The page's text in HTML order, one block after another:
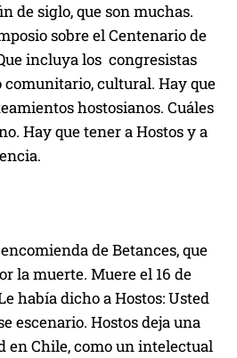
de siglo, que son muchas.
sobre el Centenario de
incluya los congresistas
cultural. Hay que
hostosianos. Cuáles
Hay que tener a Hostos y a
de Betances, que
la muerte. Muere el 16 de
había dicho a Hostos: Usted
escenario. Hostos deja una
en Chile, como un intelectual